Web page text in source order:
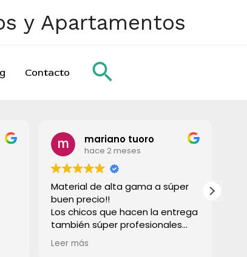
y Apartamentos
Contacto Buscar
mariano tuoro
hace 2 meses
Material de alta gama a súper
buen precio!!
Los chicos que hacen la entrega
también súper profesionales
rápido e súper limpios! Lo
recomiendo a todos!
Leer más